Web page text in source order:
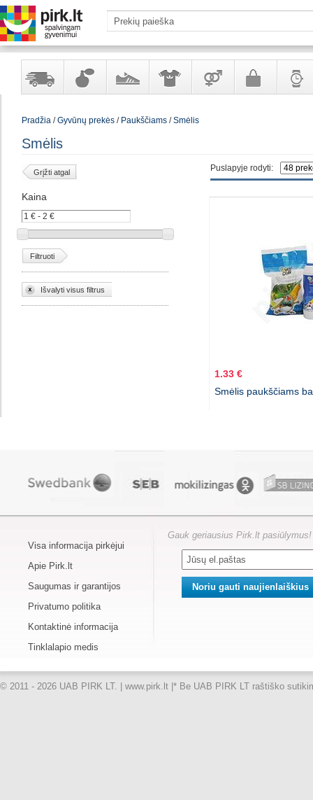
Yra
KvepalaiAvalynėAprangaPrekės
Pradžia/Gyvūnų prekės/ Paukščiams/Smėlis
Smėlis
Puslapyje rodyti:
Grįžti atgal
Kaina
Filtruoti
Išvalyti visus filtrus
1.33 €
Smėlis paukščiams
Visa informacija pirkėjui
Apie Pirk.lt
Saugumas ir garantijos
Privatumo politika
Kontaktinė informacija
Tinklalapio medis
Gauk geriausius Pirk.lt pasiūlymus!
© 2011 - 2026 UAB PIRK LT. | www.pirk.lt | * Be UAB PIRK LT raštiško